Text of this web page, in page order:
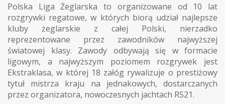
Polska Liga Żeglarska to organizowane od 10 lat
rozgrywki regatowe, w których biorą udział najlepsze
kluby żeglarskie z całej Polski, nierzadko
reprezentowane przez zawodników najwyższej
światowej klasy. Zawody odbywają się w formacie
ligowym, a najwyższym poziomem rozgrywek jest
Ekstraklasa, w której 18 załóg rywalizuje o prestiżowy
tytuł mistrza kraju na jednakowych, dostarczanych
przez organizatora, nowoczesnych jachtach RS21.